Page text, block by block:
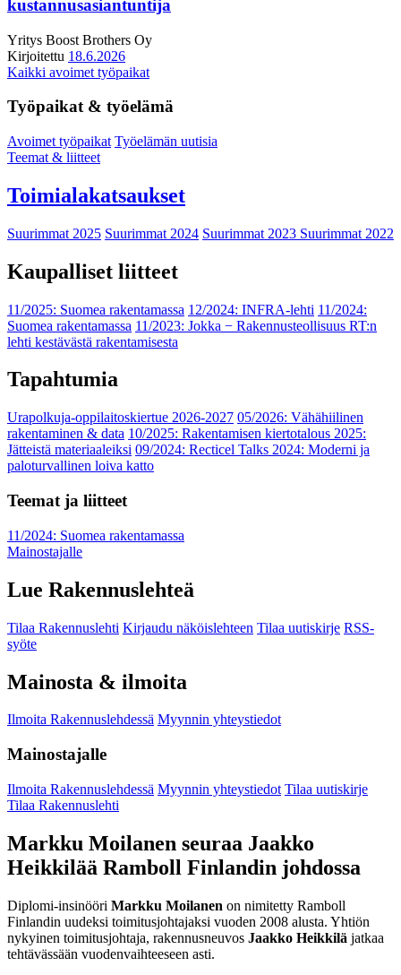
kustannusasiantuntija
Yritys Boost Brothers Oy
Kirjoitettu 18.6.2026
Kaikki avoimet työpaikat
Työpaikat & työelämä
Avoimet työpaikat Työelämän uutisia
Teemat & liitteet
Toimialakatsaukset
Suurimmat 2025 Suurimmat 2024 Suurimmat 2023 Suurimmat 2022
Kaupalliset liitteet
11/2025: Suomea rakentamassa 12/2024: INFRA-lehti 11/2024:
Suomea rakentamassa 11/2023: Jokka − Rakennusteollisuus RT:n
lehti kestävästä rakentamisesta
Tapahtumia
Urapolkuja-oppilaitoskiertue 2026-2027 05/2026: Vähähiilinen
rakentaminen & data 10/2025: Rakentamisen kiertotalous 2025:
Jätteistä materiaaleiksi 09/2024: Recticel Talks 2024: Moderni ja
paloturvallinen loiva katto
Teemat ja liitteet
11/2024: Suomea rakentamassa
Mainostajalle
Lue Rakennuslehteä
Tilaa Rakennuslehti Kirjaudu näköislehteen Tilaa uutiskirje RSS-
syöte
Mainosta & ilmoita
Ilmoita Rakennuslehdessä Myynnin yhteystiedot
Mainostajalle
Ilmoita Rakennuslehdessä Myynnin yhteystiedot Tilaa uutiskirje
Tilaa Rakennuslehti
Markku Moilanen seuraa Jaakko
Heikkilää Ramboll Finlandin johdossa
Diplomi-insinööri Markku Moilanen on nimitetty Ramboll
Finlandin uudeksi toimitusjohtajaksi vuoden 2008 alusta. Yhtiön
nykyinen toimitusjohtaja, rakennusneuvos Jaakko Heikkilä jatkaa
tehtävässään vuodenvaihteeseen asti.